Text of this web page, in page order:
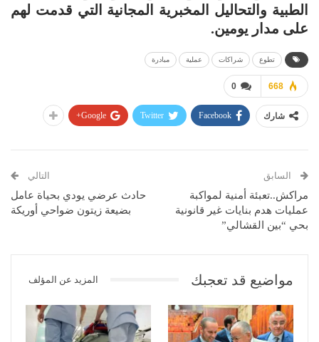
الطبية والتحاليل المخبرية المجانية التي قدمت لهم
على مدار يومين.
تطوع شراكات عملية مبادرة
0 668
شارك Facebook
Twitter
Google+
السابق
مراكش..تعبئة أمنية لمواكبة
عمليات هدم بنايات غير قانونية
بحي “بين القشالي”
التالي
حادث عرضي يودي بحياة عامل
بضيعة زيتون ضواحي أوريكة
مواضيع قد تعجبك المزيد عن المؤلف